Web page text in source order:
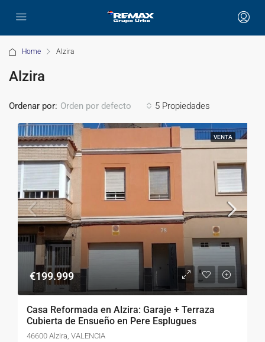
Home Alzira
Alzira
5 Propiedades
Ordenar por: Orden por defecto
VENTA
€199.999
Casa Reformada en Alzira: Garaje + Terraza
Cubierta de Ensueño en Pere Esplugues
46600 Alzira, VALENCIA